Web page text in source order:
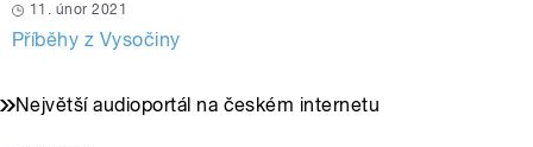
11. únor 2021
Příběhy z Vysočiny
Největší audioportál na českém internetu